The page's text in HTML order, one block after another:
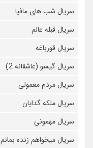
سریال شب های مافیا
سریال قبله عالم
سریال قورباغه
سریال گیسو (عاشقانه 2)
سریال مردم معمولی
سریال ملکه گدایان
سریال مهمونی
سریال میخواهم زنده بمانم